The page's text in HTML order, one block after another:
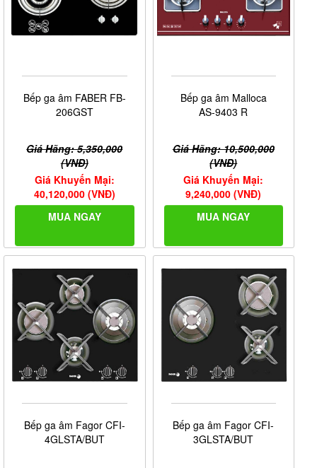
Bếp ga âm FABER FB-
206GST
Giá Hãng: 5,350,000
(VNĐ)
Giá Khuyến Mại:
40,120,000 (VNĐ)
MUA NGAY
Bếp ga âm Malloca
AS-9403 R
Giá Hãng: 10,500,000
(VNĐ)
Giá Khuyến Mại:
9,240,000 (VNĐ)
MUA NGAY
Bếp ga âm Fagor CFI-
4GLSTA/BUT
Bếp ga âm Fagor CFI-
3GLSTA/BUT